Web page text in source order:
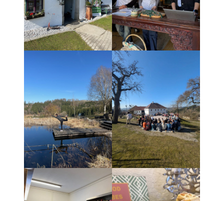
ZIMMER
VERPFLEGUNG
HOF MIETEN
UNSERE TIERE
WANDERN